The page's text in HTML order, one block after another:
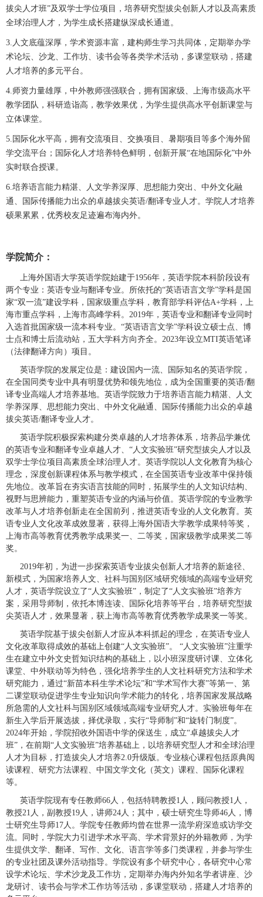
拔尖人才班”及双学士学位项目，培养研究型拔尖创新人才以及高素质
全球治理人才，为学生成长搭建纵深成长通道。
3.人文底蕴深厚，学术资源丰富，建构师生学习共同体，定期举办学
术论坛、沙龙、工作坊、读书会等各类学术活动，多课堂联动，搭建
人才培养的多元平台。
4.师资力量雄厚，中外教师强强联合，拥有国家级、上海市级高水平
教学团队，科研造诣高，教学效果优，为学生提供高水平创新课堂与
立体课堂。
5.国际化水平高，拥有交流项目、交换项目、暑期项目等多个海外留
学交流平台；国际化人才培养特色鲜明，创新开展“在地国际化”中外
实时联合授课。
6.培养语言能力精湛、人文学养深厚、思想能力突出、中外文化融
通、国际传播能力出众的卓越拔尖英语/翻译专业人才。学院人才培养
硕果累累，优秀校友足迹遍布海内外。
学院简介：
上海外国语大学英语学院始建于1956年，英语学院本科阶段设有
两个专业：英语专业与翻译专业。所依托的“英语语言文学”学科是国
家“双一流”建设学科，国家级重点学科，教育部学科评估A+学科，上
海市重点学科，上海市高峰学科。 2019年，英语专业和翻译专业同时
入选首批国家级一流本科专业。“英语语言文学”学科设立硕士点、博
士点和博士后流动站，五大学科方向齐全。 2023年设立MTI英语笔译
（法律翻译方向）项目。
英语学院的发展定位是：建设国内一流、国际知名的英语学院，
在全国同类专业中具有明显优势和领先地位，成为全国重要的英语/翻
译专业高端人才培养基地。英语学院致力于培养语言能力精湛、人文
学养深厚、思想能力突出、中外文化融通、国际传播能力出众的卓越
拔尖英语/翻译专业人才。
英语学院积极探索构建分类卓越的人才培养体系，培养品学兼优
的英语专业和翻译专业卓越人才、“人文实验班”研究型拔尖人才以及
双学士学位项目高素质全球治理人才。英语学院以人文化教育为核心
理念，深度创新课程体系与教学模式，在全国英语专业改革中保持领
先地位。改革旨在夯实语言技能的同时，拓展学生的人文知识结构、
视野与思辨能力，重塑英语专业的内涵与价值。 英语学院的专业教学
改革与人才培养创新走在全国前列，推进英语专业的人文化教育。英
语专业人文化改革成效显著，获得上海外国语大学教学成果特等奖，
上海市高等教育优秀教学成果奖一、二等奖，国家级教学成果奖二等
奖。
2019年初，为进一步探索英语专业拔尖创新人才培养的新途径、
新模式，为国家培养人文、社科与国别区域研究领域的高端专业研究
人才，英语学院设立了“人文实验班”，制定了“人文实验班”培养方
案，采用导师制，依托本博连读、国际化培养等平台，培养研究型拔
尖英语人才，效果显著，获上海市高等教育优秀教学成果奖一等奖。
英语学院基于拔尖创新人才应从本科抓起的理念，在英语专业人
文化改革取得成效的基础上创建“人文实验班”。
“人文实验班”注重学
生在建立中外文史哲知识结构的基础上，以小班深度研讨课、立体化
课堂、中外联动等为特色，强化培养学生的人文社科研究方法和学术
研究能力，通过“新苗本科生学术论坛”和“学术写作大赛”等第一、第
二课堂联动促进学生专业知识向学术能力的转化，培养国家发展战略
所急需的人文社科与国别区域领域高端专业研究人才。实验班每年在
新生入学后开展选拔，择优录取，实行“导师制 ”和“旋转门制度”。
2024年开始，学院招收外国语中学的保送生，成立“卓越拔尖人才
班”，在前期“人文实验班”培养基础上，以培养研究型人才和全球治理
人才为目标，打造拔尖人才培养2.0升级版。专业核心课程包括原典阅
读课程、研究方法课程、中国文学文化（英文）课程、国际化课程
等。
英语学院现有专任教师66人，包括特聘教授1 人，顾问教授1 人，
教授21 人，副教授19人，讲师24人；其中，硕士研究生导师46人，博
士研究生导师17人。学院专任教师均曾在世界一流学府深造或访学交
流。同时，学院大力引进学术水平高、学术背景好的外籍教师，为学
生提供文学、翻译、写作、文化、语言学等多门类课程，并参与学生
的专业社团及课外活动指导。学院设有多个研究中心，各研究中心常
设学术论坛、学术沙龙及工作坊，定期举办海内外知名学者讲座、沙
龙研讨、读书会与学术工作坊等活动，多课堂联动，搭建人才培养的